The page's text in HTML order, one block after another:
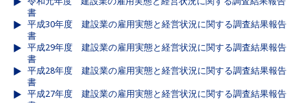
書
平成30年度 建設業の雇用実態と経営状況に関する調査結果報告
書
平成29年度 建設業の雇用実態と経営状況に関する調査結果報告
書
平成28年度 建設業の雇用実態と経営状況に関する調査結果報告
書
平成27年度 建設業の雇用実態と経営状況に関する調査結果報告